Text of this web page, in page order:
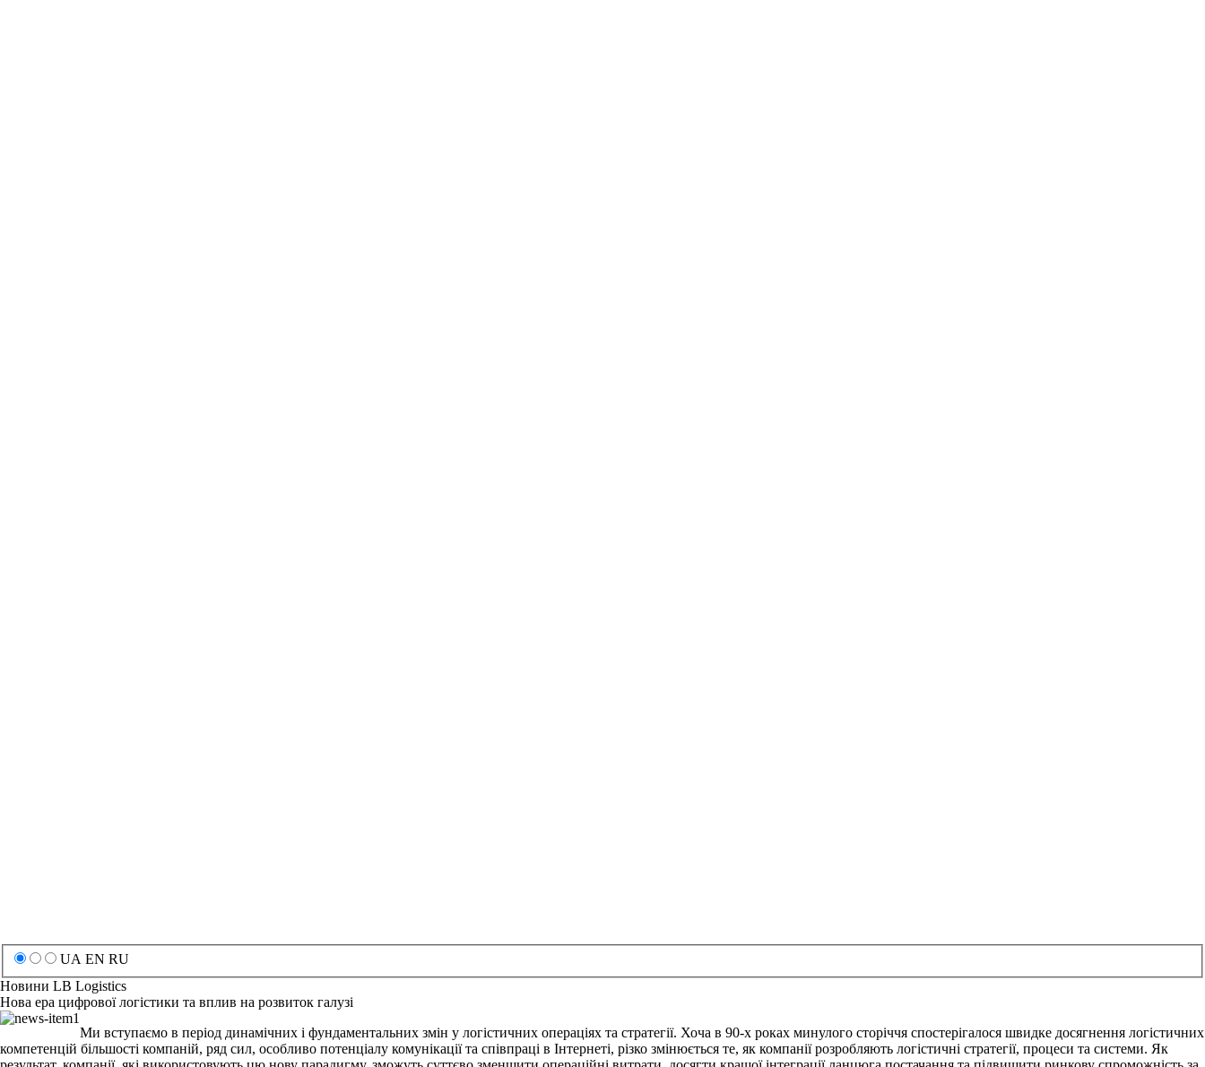
UA EN RU
Новини LB Logistics
Нова ера цифрової логістики та вплив на розвиток галузі
Ми вступаємо в період динамічних і фундаментальних змін у логістичних операціях та стратегії. Хоча в 90-х роках минулого сторіччя спостерігалося швидке досягнення логістичних
компетенцій більшості компаній, ряд сил, особливо потенціалу комунікації та співпраці в Інтернеті, різко змінюється те, як компанії розробляють логістичні стратегії, процеси та системи. Як